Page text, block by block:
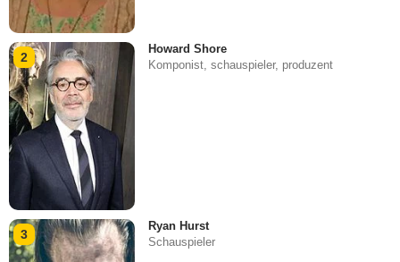
2
Howard Shore
Komponist, schauspieler, produzent
3
Ryan Hurst
Schauspieler